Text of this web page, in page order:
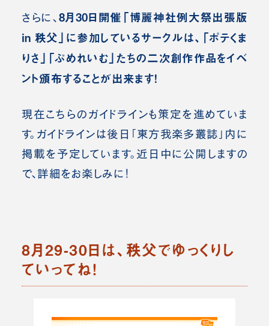
さらに、 8月30日開催「博麗神社例大祭出張版
in 秩父」に参加しているサークルは、「ポテくま
りさ」「ぷめれいむ」たちの二次創作作品をイベ
ント頒布することが出来ます！
現在こちらのガイドラインも策定を進めていま
す。ガイドラインは後日「東方我楽多叢誌」内に
掲載を予定しています。近日中に公開しますの
で、詳細をお楽しみに！
8月29-30日は、秩父でゆっくりし
ていってね！